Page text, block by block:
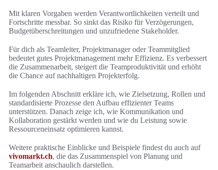
Mit klaren Vorgaben werden Verantwortlichkeiten verteilt und
Fortschritte messbar. So sinkt das Risiko für Verzögerungen,
Budgetüberschreitungen und unzufriedene Stakeholder.
Für dich als Teamleiter, Projektmanager oder Teammitglied
bedeutet gutes Projektmanagement mehr Effizienz. Es verbessert
die Zusammenarbeit, steigert die Teamproduktivität und erhöht
die Chance auf nachhaltigen Projekterfolg.
Im folgenden Abschnitt erkläre ich, wie Zielsetzung, Rollen und
standardisierte Prozesse den Aufbau effizienter Teams
unterstützen. Danach zeige ich, wie Kommunikation und
Kollaboration gestärkt werden und wie du Leistung sowie
Ressourceneinsatz optimieren kannst.
Weitere praktische Einblicke und Beispiele findest du auch auf
vivomarkt.ch, die das Zusammenspiel von Planung und
Teamarbeit anschaulich darstellen.